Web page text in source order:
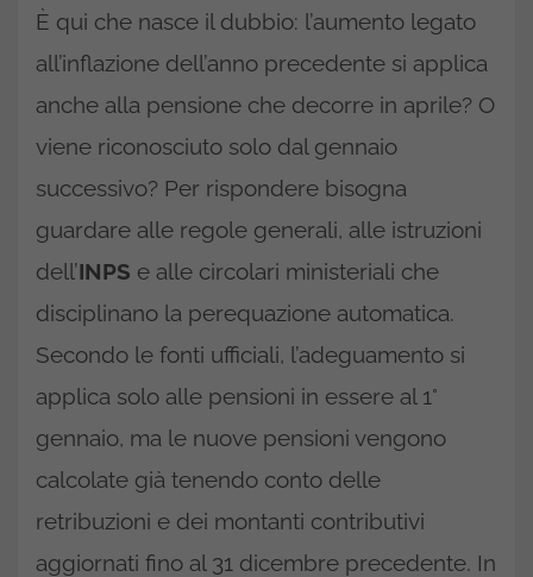
È qui che nasce il dubbio: l’aumento legato
all’inflazione dell’anno precedente si applica
anche alla pensione che decorre in aprile? O
viene riconosciuto solo dal gennaio
successivo? Per rispondere bisogna
guardare alle regole generali, alle istruzioni
dell’INPS e alle circolari ministeriali che
disciplinano la perequazione automatica.
Secondo le fonti ufficiali, l’adeguamento si
applica solo alle pensioni in essere al 1°
gennaio, ma le nuove pensioni vengono
calcolate già tenendo conto delle
retribuzioni e dei montanti contributivi
aggiornati fino al 31 dicembre precedente. In